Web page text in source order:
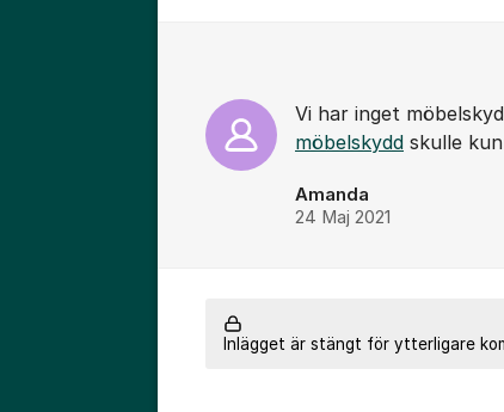
Vi har inget
möbelskydd skulle
Amanda
24 Maj 2021
Inlägget är stängt för ytterligare